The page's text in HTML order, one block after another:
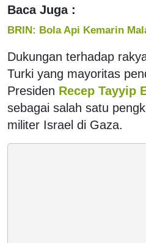
Baca Juga :
BRIN: Bola Api Kemarin
Dukungan terhadap
Turki yang mayoritas
Presiden Recep Tayyip
sebagai salah satu
militer Israel di Gaza.